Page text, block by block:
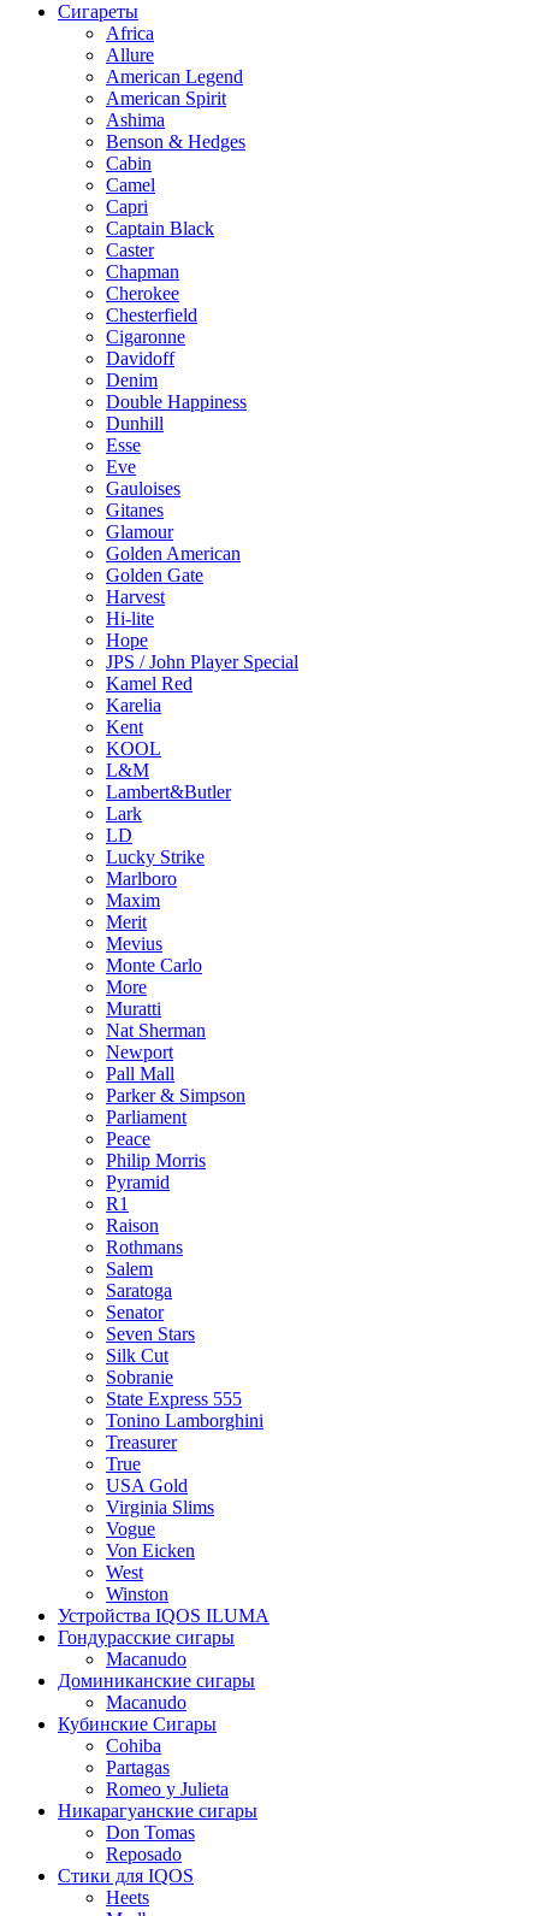
Сигареты
Africa
Allure
American Legend
American Spirit
Ashima
Benson & Hedges
Cabin
Camel
Capri
Captain Black
Caster
Chapman
Cherokee
Chesterfield
Cigaronne
Davidoff
Denim
Double Happiness
Dunhill
Esse
Eve
Gauloises
Gitanes
Glamour
Golden American
Golden Gate
Harvest
Hi-lite
Hope
JPS / John Player Special
Kamel Red
Karelia
Kent
KOOL
L&M
Lambert&Butler
Lark
LD
Lucky Strike
Marlboro
Maxim
Merit
Mevius
Monte Carlo
More
Muratti
Nat Sherman
Newport
Pall Mall
Parker & Simpson
Parliament
Peace
Philip Morris
Pyramid
R1
Raison
Rothmans
Salem
Saratoga
Senator
Seven Stars
Silk Cut
Sobranie
State Express 555
Tonino Lamborghini
Treasurer
True
USA Gold
Virginia Slims
Vogue
Von Eicken
West
Winston
Устройства IQOS ILUMA
Гондурасские сигары
Macanudo
Доминиканские сигары
Macanudo
Кубинские Сигары
Cohiba
Partagas
Romeo y Julieta
Никарагуанские сигары
Don Tomas
Reposado
Стики для IQOS
Heets